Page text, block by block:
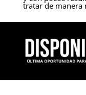
tratar de manera